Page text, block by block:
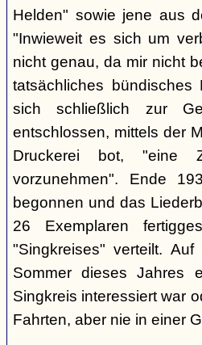
Helden" sowie jene aus
"Inwieweit es sich um
nicht genau, da mir nicht
tatsächliches
sich schließlich zur
entschlossen, mittels der
Druckerei bot, "eine
vorzunehmen". Ende
begonnen und das
26 Exemplaren
"Singkreises" verteilt.
Sommer dieses Jahres
Singkreis interessiert war
Fahrten, aber nie in einer